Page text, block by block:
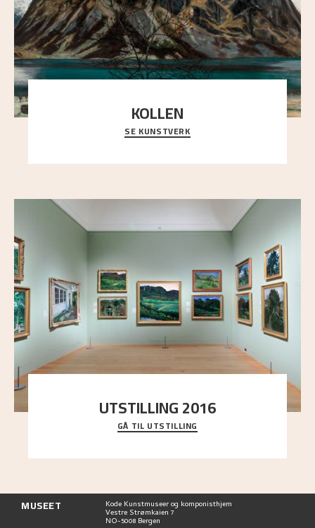
KOLLEN
Et ruvende fjell dominerer bildeflaten, og står i
sterk kontrast til det spinkle rognetreet ute
SE KUNSTVERK
UTSTILLING 2016
En komplett oversikt over Nikolai Astrups
utstillinger, fra debuten i 1900 og frem til i dag.
GÅ TIL UTSTILLING
MUSEET Kode Kunstmuseer og komponisthjem
Vestre Strømkaien 7
NO-5008 Bergen